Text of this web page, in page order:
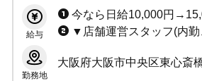
給与
今なら日給10,000円→15,000円 月給30万円保証＋売上50%バック ★各
▼店舗運営スタッフ(内勤、チーフ、ウェイター) 日給1万円＋能力給 ※場合によってはプレイングスタッフ
勤務地